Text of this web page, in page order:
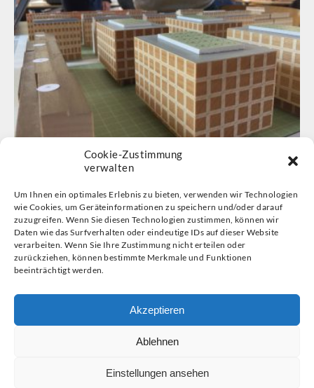
Cookie-Zustimmung
verwalten
Um Ihnen ein optimales Erlebnis zu bieten, verwenden wir Technologien
wie Cookies, um Geräteinformationen zu speichern und/oder darauf
zuzugreifen. Wenn Sie diesen Technologien zustimmen, können wir
Daten wie das Surfverhalten oder eindeutige IDs auf dieser Website
verarbeiten. Wenn Sie Ihre Zustimmung nicht erteilen oder
zurückziehen, können bestimmte Merkmale und Funktionen
beeinträchtigt werden.
Akzeptieren
Ablehnen
Einstellungen ansehen
© 2026 Gymnasium Hochrad